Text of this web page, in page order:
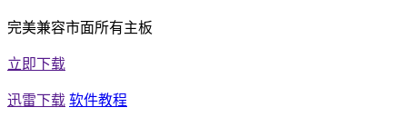
完美兼容市面所有主板
立即下载
迅雷下载 软件教程